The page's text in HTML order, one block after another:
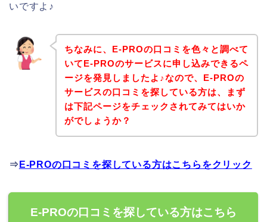
いですよ♪
ちなみに、E-PROの口コミを色々と調べて
いてE-PROのサービスに申し込みできるペ
ージを発見しましたよ♪なので、E-PROの
サービスの口コミを探している方は、まず
は下記ページをチェックされてみてはいか
がでしょうか？
⇒ E-PROの口コミを探している方はこちらをクリック
E-PROの口コミを探している方はこちら